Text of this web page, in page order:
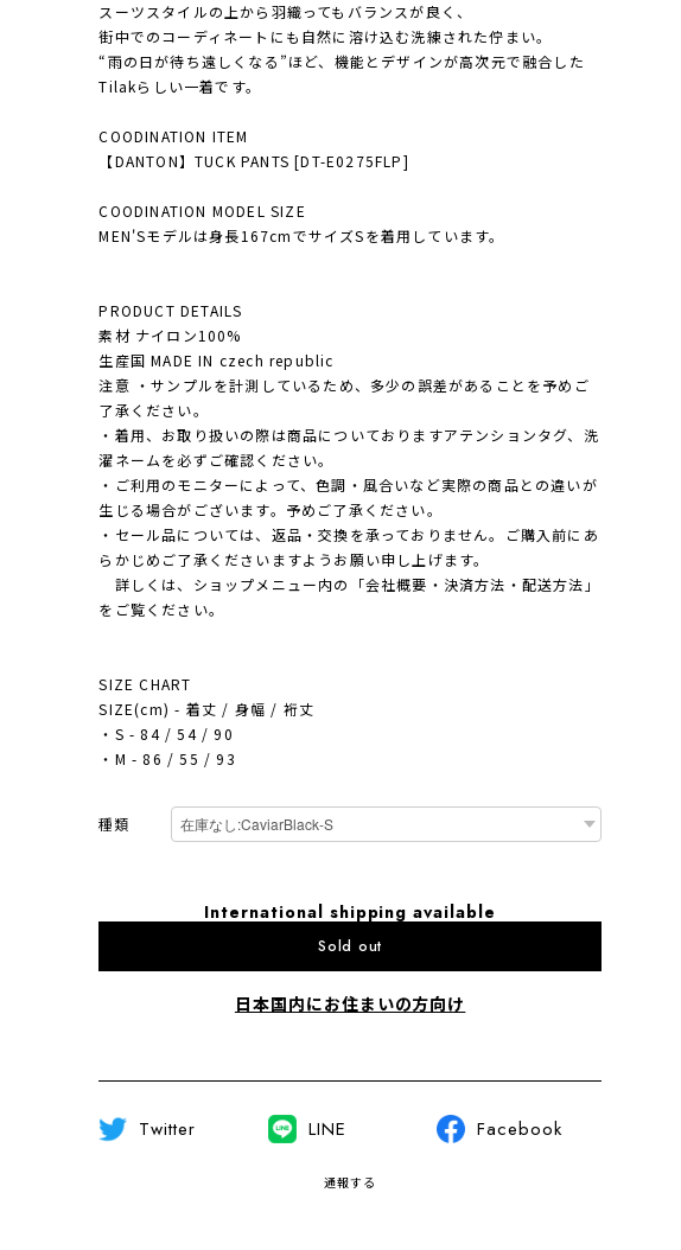
スーツスタイルの上から羽織ってもバランスが良く、
街中でのコーディネートにも自然に溶け込む洗練された佇まい。
“雨の日が待ち遠しくなる”ほど、機能とデザインが高次元で融合した
Tilakらしい一着です。
COODINATION ITEM
【DANTON】TUCK PANTS [DT-E0275FLP]
COODINATION MODEL SIZE
MEN'Sモデルは身長167cmでサイズSを着用しています。
PRODUCT DETAILS
素材 ナイロン100%
生産国 MADE IN czech republic
注意 ・サンプルを計測しているため、多少の誤差があることを予めご
了承ください。
・着用、お取り扱いの際は商品についておりますアテンションタグ、洗
濯ネームを必ずご確認ください。
・ご利用のモニターによって、色調・風合いなど実際の商品との違いが
生じる場合がございます。予めご了承ください。
・セール品については、返品・交換を承っておりません。ご購入前にあ
らかじめご了承くださいますようお願い申し上げます。
詳しくは、ショップメニュー内の「会社概要・決済方法・配送方法」
をご覧ください。
SIZE CHART
SIZE(cm) - 着丈 / 身幅 / 裄丈
・S - 84 / 54 / 90
・M - 86 / 55 / 93
種類
International shipping available
Sold out
日本国内にお住まいの方向け
Twitter LINE Facebook
通報する